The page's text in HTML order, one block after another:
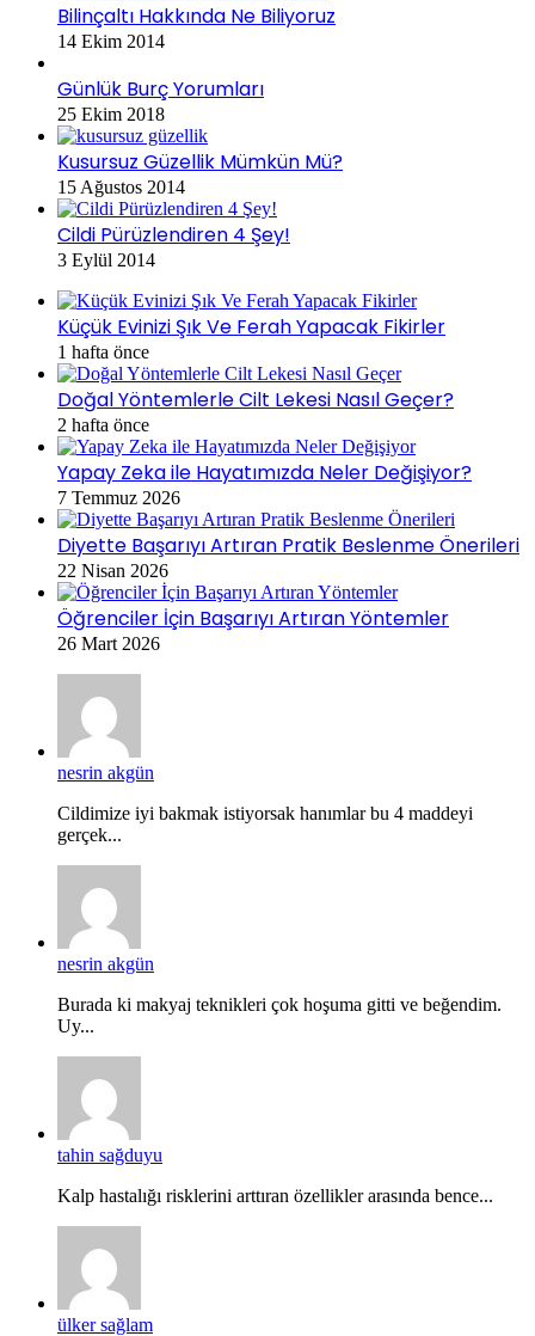
Bilinçaltı Hakkında Ne Biliyoruz
14 Ekim 2014
Günlük Burç Yorumları
25 Ekim 2018
Kusursuz Güzellik Mümkün Mü?
15 Ağustos 2014
Cildi Pürüzlendiren 4 Şey!
3 Eylül 2014
Küçük Evinizi Şık Ve Ferah Yapacak Fikirler
1 hafta önce
Doğal Yöntemlerle Cilt Lekesi Nasıl Geçer?
2 hafta önce
Yapay Zeka ile Hayatımızda Neler Değişiyor?
7 Temmuz 2026
Diyette Başarıyı Artıran Pratik Beslenme Önerileri
22 Nisan 2026
Öğrenciler İçin Başarıyı Artıran Yöntemler
26 Mart 2026
nesrin akgün
Cildimize iyi bakmak istiyorsak hanımlar bu 4 maddeyi
gerçek...
nesrin akgün
Burada ki makyaj teknikleri çok hoşuma gitti ve beğendim.
Uy...
tahin sağduyu
Kalp hastalığı risklerini arttıran özellikler arasında bence...
ülker sağlam